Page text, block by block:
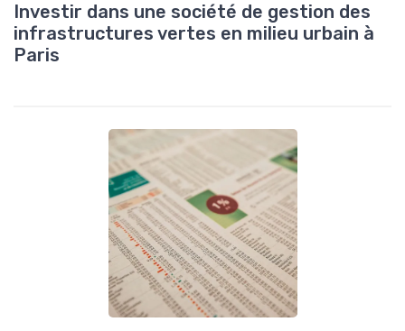
Investir dans une société de gestion des
infrastructures vertes en milieu urbain à
Paris